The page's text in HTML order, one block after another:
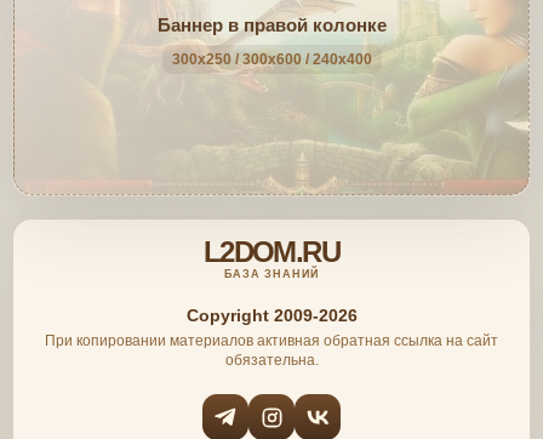
Баннер в правой колонке
300x250 / 300x600 / 240x400
L2DOM.RU
БАЗА ЗНАНИЙ
Copyright 2009-2026
При копировании материалов активная обратная ссылка на сайт
обязательна.